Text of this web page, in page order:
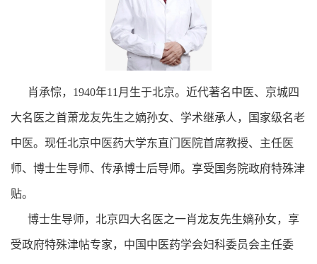
肖承悰，1940年11月生于北京。近代著名中医、京城四
大名医之首萧龙友先生之嫡孙女、学术继承人，国家级名老
中医。现任北京中医药大学东直门医院首席教授、主任医
师、博士生导师、传承博士后导师。享受国务院政府特殊津
贴。
博士生导师，北京四大名医之一肖龙友先生嫡孙女，享
受政府特殊津帖专家，中国中医药学会妇科委员会主任委